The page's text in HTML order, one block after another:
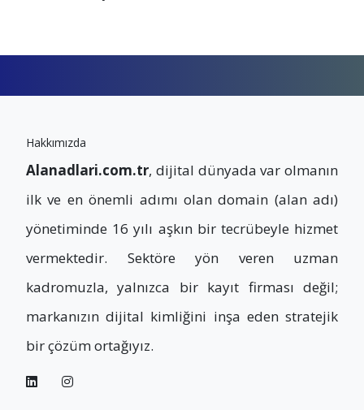
Hakkımızda
Alanadlari.com.tr, dijital dünyada var olmanın
ilk ve en önemli adımı olan domain (alan adı)
yönetiminde 16 yılı aşkın bir tecrübeyle hizmet
vermektedir. Sektöre yön veren uzman
kadromuzla, yalnızca bir kayıt firması değil;
markanızın dijital kimliğini inşa eden stratejik
bir çözüm ortağıyız.